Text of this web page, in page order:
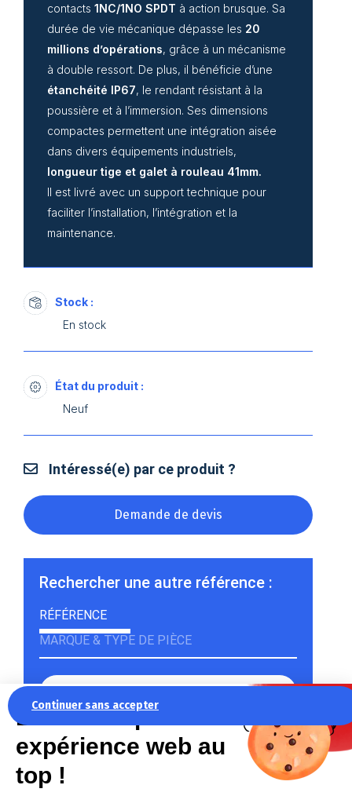
Continuer sans accepter
La recette pour une
expérience web au
top !
contacts 1NC/1NO SPDT à action brusque. Sa
durée de vie mécanique dépasse les 20
millions d’opérations, grâce à un mécanisme
à double ressort. De plus, il bénéficie d’une
étanchéité IP67, le rendant résistant à la
poussière et à l’immersion. Ses dimensions
compactes permettent une intégration aisée
dans divers équipements industriels,
longueur tige et galet à rouleau 41mm.
Il est livré avec un support technique pour
faciliter l’installation, l’intégration et la
maintenance.
Stock :
En stock
État du produit :
Neuf
Intéressé(e) par ce produit ?
Demande de devis
Rechercher une autre référence :
RÉFÉRENCE
MARQUE & TYPE DE PIÈCE
Rechercher